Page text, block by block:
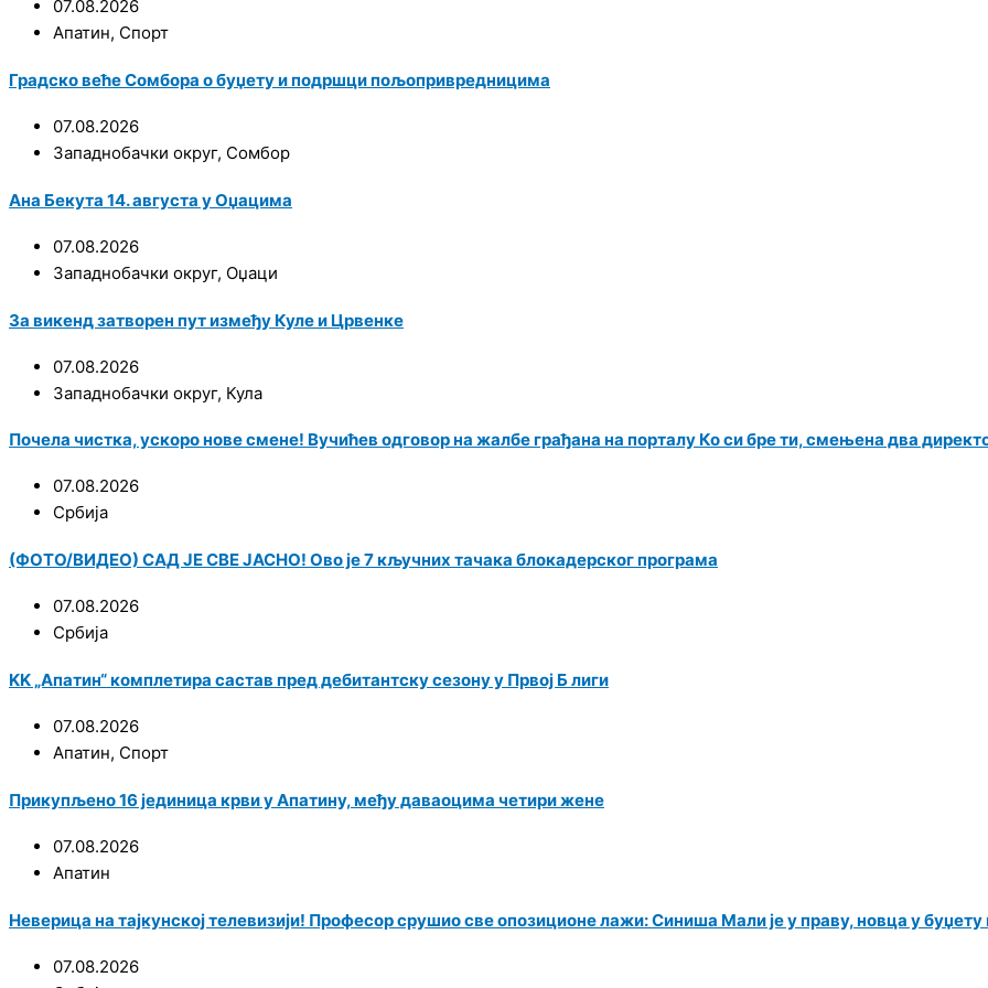
07.08.2026
Апатин, Спорт
Градско веће Сомбора о буџету и подршци пољопривредницима
07.08.2026
Западнобачки округ, Сомбор
Ана Бекута 14. августа у Оџацима
07.08.2026
Западнобачки округ, Оџаци
За викенд затворен пут између Куле и Црвенке
07.08.2026
Западнобачки округ, Кула
Почела чистка, ускоро нове смене! Вучићев одговор на жалбе грађана на порталу Ко си бре ти, смењена два
07.08.2026
Србија
(ФОТО/ВИДЕО) САД ЈЕ СВЕ ЈАСНО! Ово је 7 кључних тачака блокадерског програма
07.08.2026
Србија
KK „Апатин“ комплетира састав пред дебитантску сезону у Првој Б лиги
07.08.2026
Апатин, Спорт
Прикупљено 16 јединица крви у Апатину, међу даваоцима четири жене
07.08.2026
Апатин
Неверица на тајкунској телевизији! Професор срушио све опозиционе лажи: Синиша Мали је у праву, новца у
07.08.2026